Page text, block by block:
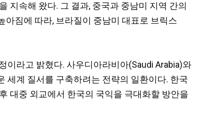
지속해 왔다. 그 결과, 중국과 중남미 지역 간의
아짐에 따라, 브라질이 중남미 대표로 브릭스
이라고 밝혔다. 사우디아라비아(Saudi Arabia)와
세계 질서를 구축하려는 전략의 일환이다. 한국
대중 외교에서 한국의 국익을 극대화할 방안을